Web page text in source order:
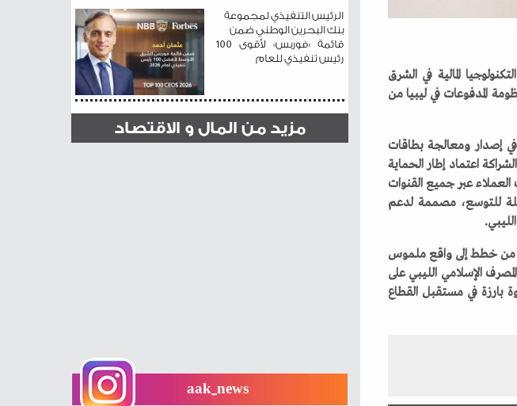
الرئيس التنفيذي لمجموعة
بنك البحرين الوطني ضمن
قائمة «فوربس» لأقوى 100
رئيس تنفيذي للعام
مزيد من المال و الاقتصاد
aak_news